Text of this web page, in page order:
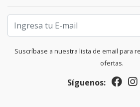
Suscríbase a nuestra lista de email para
ofertas.
Síguenos: